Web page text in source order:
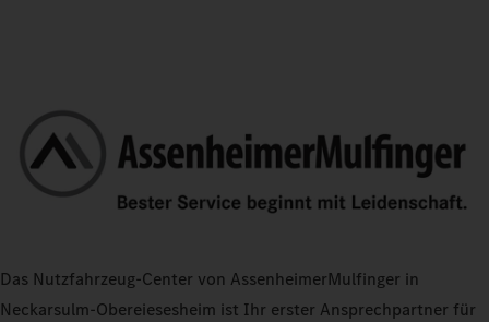
Das Nutzfahrzeug-Center von AssenheimerMulfinger in
Neckarsulm-Obereiesesheim ist Ihr erster Ansprechpartner für